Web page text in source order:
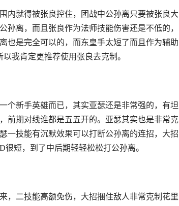
就得被张良控住，团战中公孙离只要被张良大
离，而且张良作为法师技能伤害还是不低的，
也是完全可以的，而东皇手太短了而且作为辅助
我肯定更推荐使用张良去克制。
新手英雄而已，其实亚瑟还是非常强的，有坦
前期对线谁都是五五开的。亚瑟其实也是非常克
一技能有沉默效果可以打断公孙离的连招，大招
短，到了中后期轻轻松松打公孙离。
二技能高额免伤，大招捆住敌人非常克制花里